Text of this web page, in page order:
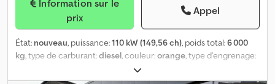
prix
Appel
État: nouveau, puissance:110 kW (149,56 ch), poids total:6 000
kg, type de carburant:diesel, couleur:orange, type d'engrenage:
Euro 6
2026, nombre de sièges:3, Équipement:ABS, climatisation, filtre